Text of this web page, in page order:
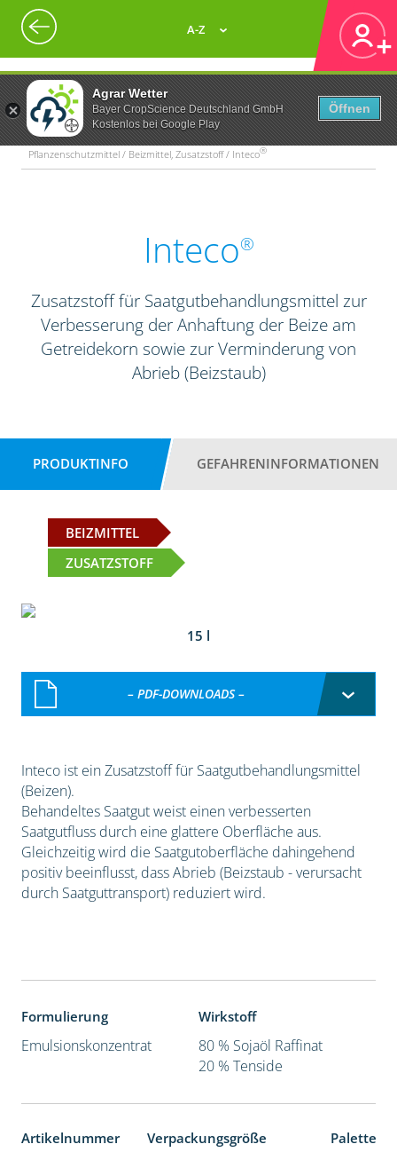
Agrar Wetter
Bayer CropScience Deutschland GmbH
Kostenlos bei Google Play
Öffnen
A-Z
Pflanzenschutzmittel / Beizmittel, Zusatzstoff / Inteco®
Inteco®
Zusatzstoff für Saatgutbehandlungsmittel zur
Verbesserung der Anhaftung der Beize am
Getreidekorn sowie zur Verminderung von
Abrieb (Beizstaub)
PRODUKTINFO GEFAHRENINFORMATIONEN
BEIZMITTEL
ZUSATZSTOFF
15 l
– PDF-DOWNLOADS –
Inteco ist ein Zusatzstoff für Saatgutbehandlungsmittel
(Beizen).
Behandeltes Saatgut weist einen verbesserten
Saatgutfluss durch eine glattere Oberfläche aus.
Gleichzeitig wird die Saatgutoberfläche dahingehend
positiv beeinflusst, dass Abrieb (Beizstaub - verursacht
durch Saatguttransport) reduziert wird.
Formulierung
Emulsionskonzentrat
Wirkstoff
80 % Sojaöl Raffinat
20 % Tenside
Artikelnummer Verpackungsgröße